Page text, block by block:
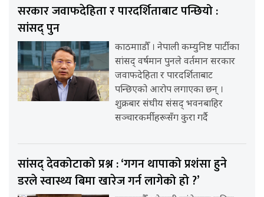
सरकार जवाफदेहिता र पारदर्शिताबाट पन्छियो :
सांसद् पुन
काठमााडौँ । नेपाली कम्युनिष्ट पार्टीका
सांसद् वर्षमान पुनले वर्तमान सरकार
जवाफदेहिता र पारदर्शिताबाट
पन्छिएको आरोप लगाएका छन् ।
शुक्रबार संघीय संसद् भवनबाहिर
सञ्चारकर्मीहरूसँग कुरा गर्दै
सांसद् देवकोटाको प्रश्न : ‘गगन थापाको प्रशंसा हुने
डरले स्वास्थ्य बिमा खारेज गर्न लागेको हो ?’